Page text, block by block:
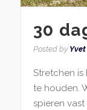
30
Posted by Yvet
Stretchen
te houden.
spieren